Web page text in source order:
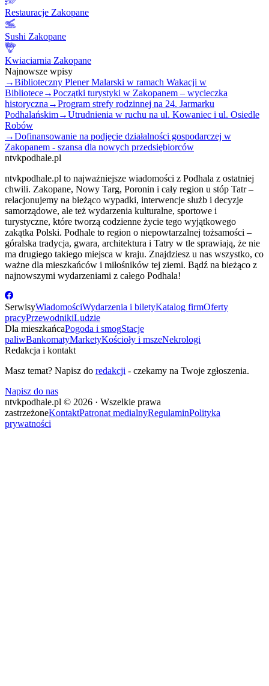
Restauracje Zakopane
Sushi Zakopane
Kwiaciarnia Zakopane
Najnowsze wpisy
→Biblioteczny Plener Malarski w ramach Wakacji w
Bibliotece→Początki turystyki w Zakopanem – wycieczka
historyczna →Program strefy rodzinnej na 24. Jarmarku
Podhalańskim→Utrudnienia w ruchu na ul. Kowaniec i ul. Osiedle
Robów
→Dofinansowanie na podjęcie działalności gospodarczej w
Zakopanem - szansa dla nowych przedsiębiorców
ntvkpodhale.pl
ntvkpodhale.pl to najważniejsze wiadomości z Podhala z ostatniej
chwili. Zakopane, Nowy Targ, Poronin i cały region u stóp Tatr –
relacjonujemy na bieżąco wypadki, interwencje służb i decyzje
samorządowe, ale też wydarzenia kulturalne, sportowe i
turystyczne, które tworzą codzienne życie tego wyjątkowego
zakątka Polski. Podhale to region o niepowtarzalnej tożsamości –
góralska tradycja, gwara, architektura i Tatry w tle sprawiają, że nie
ma drugiego takiego miejsca w kraju. Znajdziesz u nas wszystko, co
ważne dla mieszkańców i miłośników tej ziemi. Bądź na bieżąco z
najnowszymi wydarzeniami z całego Podhala!
SerwisyWiadomościWydarzenia i biletyKatalog firmOferty
pracyPrzewodnikiLudzie
Dla mieszkańcaPogoda i smogStacje
paliwBankomatyMarketyKościoły i mszeNekrologi
Redakcja i kontakt
Masz temat? Napisz do redakcji - czekamy na Twoje zgłoszenia.
Napisz do nas
ntvkpodhale.pl © 2026 · Wszelkie prawa
zastrzeżoneKontaktPatronat medialnyRegulaminPolityka
prywatności